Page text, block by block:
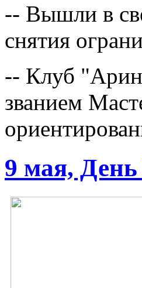
-- Вышли в
снятия
-- Клуб
званием
9 мая,